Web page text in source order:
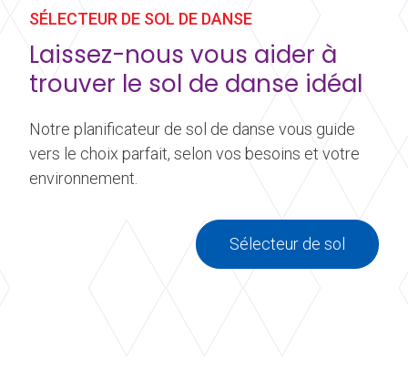
SÉLECTEUR DE SOL DE DANSE
Laissez-nous vous aider à
trouver le sol de danse idéal
Notre planificateur de sol de danse vous guide
vers le choix parfait, selon vos besoins et votre
environnement.
Sélecteur de sol